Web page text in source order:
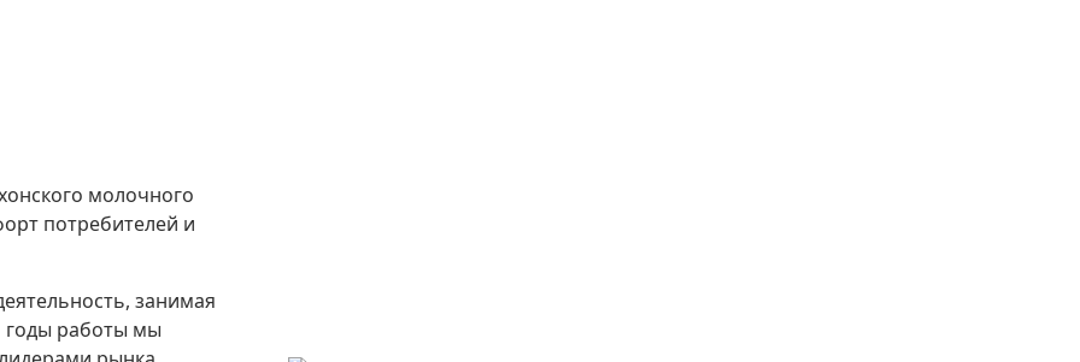
молочного
потребителей и
занимая
годы работы мы